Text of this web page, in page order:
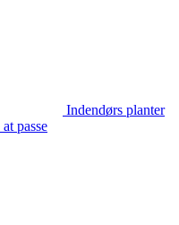
Indendørs planter
passe